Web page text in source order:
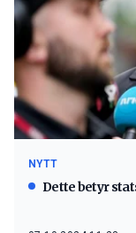
NYTT
Dette betyr